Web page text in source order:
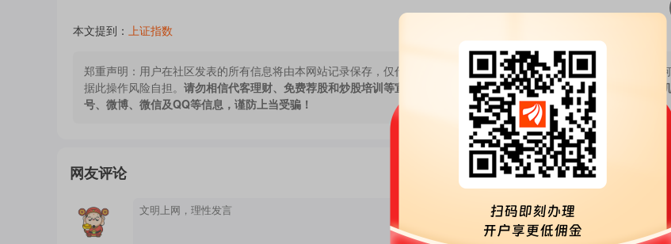
本文提到： 上证指数
郑重声明： 用户在社区发表的所有信息将由本网站记录保存，仅代表作者个人观点，与本网站立场无关，不对您构成任
据此操作风险自担。 请勿相信代客理财、免费荐股和炒股培训等宣传内容，远离非法证券活动。请勿添加发言用户的手
号、微博、微信及QQ等信息，谨防上当受骗！
网友评论